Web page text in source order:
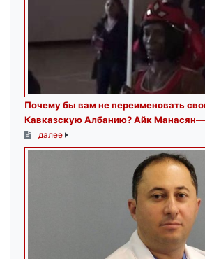
Почему бы вам не переименовать
Кавказскую Албанию? Айк
далее